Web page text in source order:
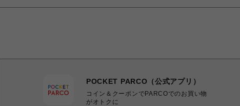
POCKET PARCO（公式アプリ）
コイン＆クーポンでPARCOでのお買い物
がオトクに